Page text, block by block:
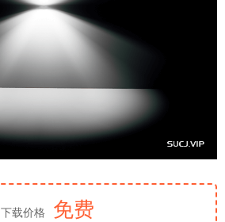
下载价格 免费